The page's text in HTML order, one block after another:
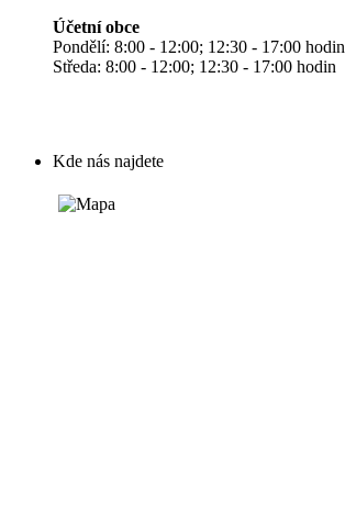
Účetní obce
Pondělí: 8:00 - 12:00; 12:30 - 17:00 hodin
Středa: 8:00 - 12:00; 12:30 - 17:00 hodin
Kde nás najdete